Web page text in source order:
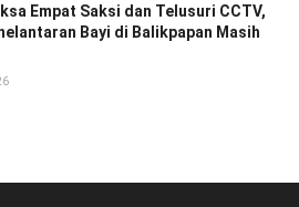
Empat Saksi dan Telusuri CCTV,
Bayi di Balikpapan Masih